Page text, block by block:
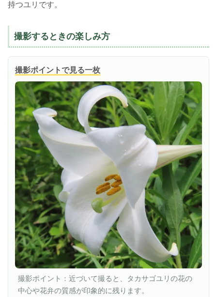
持つユリです。
撮影するときの楽しみ方
撮影ポイントで見る一枚
撮影ポイント：近づいて撮ると、タカサゴユリの花の
中心や花弁の質感が印象的に残ります。